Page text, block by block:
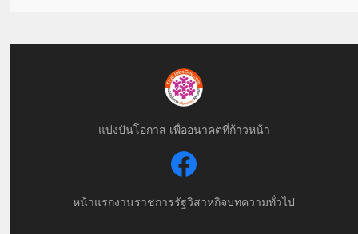
แบ่งปันโอกาส เพื่ออนาคตที่ก้าวหน้า
หน้าแรกงานราชการรัฐวิสาหกิจบทความทั่วไป